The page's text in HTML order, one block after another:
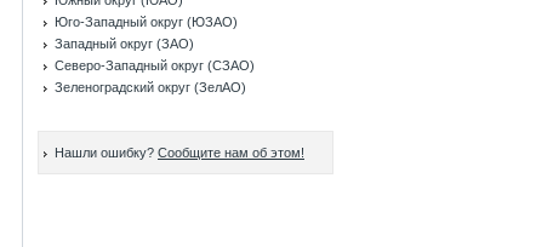
Юго-Западный округ (ЮЗАО)
Западный округ (ЗАО)
Северо-Западный округ (СЗАО)
Зеленоградский округ (ЗелАО)
Нашли ошибку? Сообщите нам об этом!